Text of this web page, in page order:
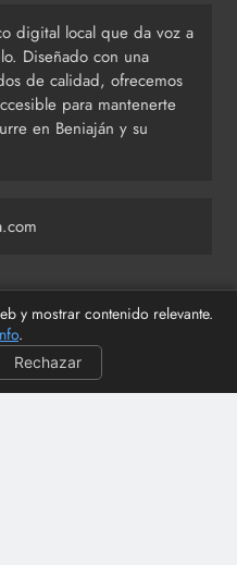
y mostrar contenido relevante.
.
Rechazar
digital local que da voz a
Diseñado con una
de calidad, ofrecemos
para mantenerte
en Beniaján y su